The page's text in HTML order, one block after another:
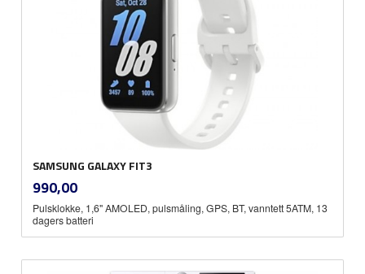
SAMSUNG GALAXY FIT3
Pris
990,00mva.
Pulsklokke, 1,6" AMOLED, pulsmåling, GPS, BT, vanntett 5ATM, 13
dagers batteri